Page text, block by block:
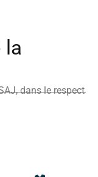
la
dans le respect